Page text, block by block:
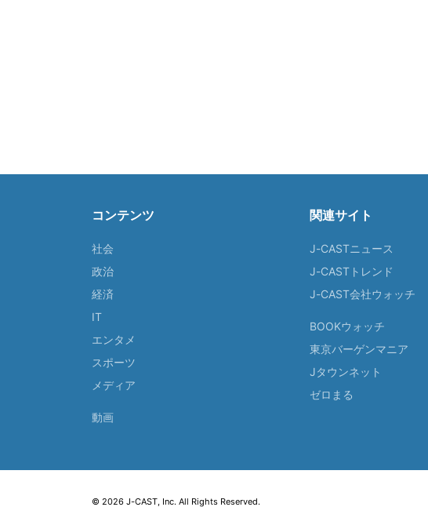
コンテンツ
社会
政治
経済
IT
エンタメ
スポーツ
メディア
動画
関連サイト
J-CASTニュース
J-CASTトレンド
J-CAST会社ウォッチ
BOOKウォッチ
東京バーゲンマニア
Jタウンネット
ゼロまる
© 2026 J-CAST, Inc. All Rights Reserved.